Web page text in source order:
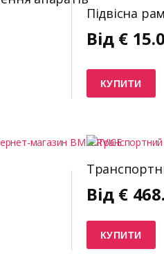
Підвісна
Від €
КУПИТИ
Від €
КУПИТИ